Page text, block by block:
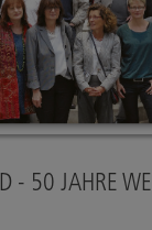
- 50 JAHRE